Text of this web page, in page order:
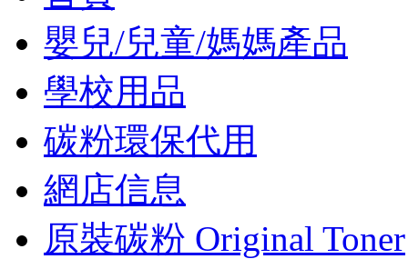
嬰兒/兒童/媽媽產品
學校用品
碳粉環保代用
網店信息
原裝碳粉 Original Toner